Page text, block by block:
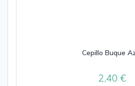
Cepillo Buque
2,40€